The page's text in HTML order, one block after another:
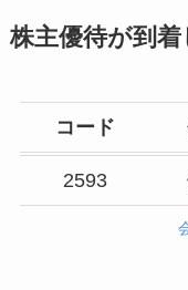
株主優待が到
コード
2593